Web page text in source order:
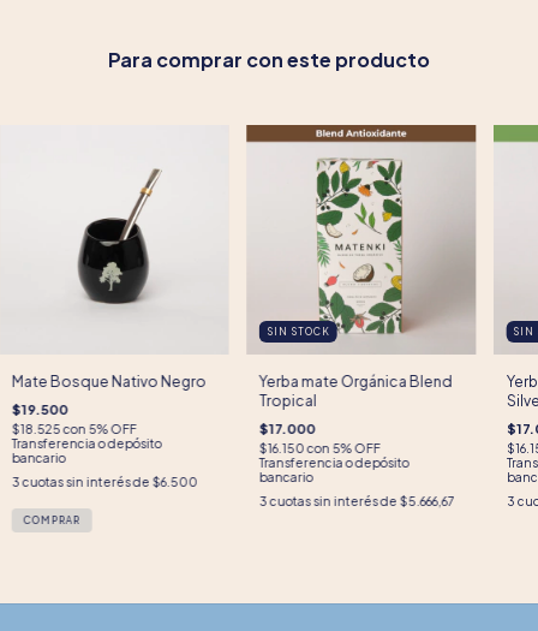
Para comprar con este producto
Mate Bosque Nativo Negro
$19.500
$18.525con 5% OFF
Transferencia o depósito
bancario
3 cuotas sin interés de $6.500
SIN STOCK
Yerba mate Orgánica Blend
Tropical
$17.000
$16.150con 5% OFF
Transferencia o depósito
bancario
3 cuotas sin interés de $5.666,67
SIN
3